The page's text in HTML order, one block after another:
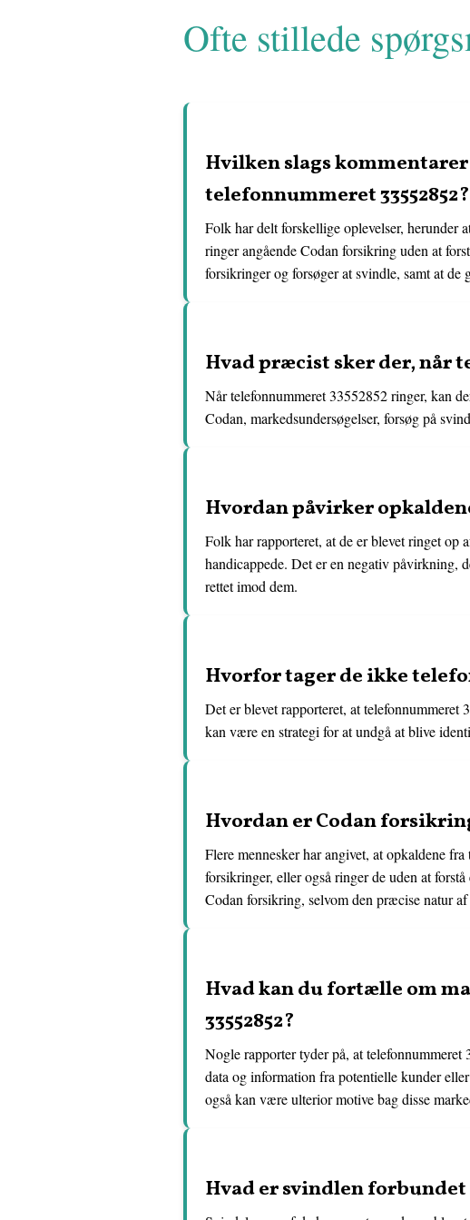
Ofte stillede
Hvilken slags
telefonnummeret 33552852?
Folk har delt forskellige oplevelser, herunder
ringer angående Codan forsikring uden at
forsikringer og forsøger at svindle, samt at de
Hvad præcist sker der, når
Når telefonnummeret 33552852 ringer, kan
Codan, markedsundersøgelser, forsøg på
Hvordan påvirker
Folk har rapporteret, at de er blevet ringet op
handicappede. Det er en negativ påvirkning,
rettet imod dem.
Hvorfor tager de ikke
Det er blevet rapporteret, at telefonnummeret
kan være en strategi for at undgå at blive
Hvordan er Codan
Flere mennesker har angivet, at opkaldene
forsikringer, eller også ringer de uden at
Codan forsikring, selvom den præcise natur
Hvad kan du fortælle om
33552852?
Nogle rapporter tyder på, at telefonnummeret
data og information fra potentielle kunder
også kan være ulterior motive bag disse
Hvad er svindlen forbundet